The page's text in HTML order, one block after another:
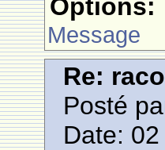
Options:
Message
Re:
Posté
Date: